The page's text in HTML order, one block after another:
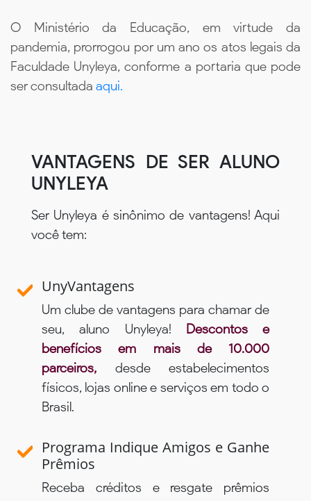
O Ministério da Educação, em virtude da
pandemia, prorrogou por um ano os atos legais da
Faculdade Unyleya, conforme a portaria que pode
ser consultada aqui.
VANTAGENS DE SER ALUNO
UNYLEYA
Ser Unyleya é sinônimo de vantagens! Aqui
você tem:
UnyVantagens
Um clube de vantagens para chamar de
seu, aluno Unyleya! Descontos e
benefícios em mais de 10.000
parceiros, desde estabelecimentos
físicos, lojas online e serviços em todo o
Brasil.
Programa Indique Amigos e Ganhe
Prêmios
Receba créditos e resgate prêmios